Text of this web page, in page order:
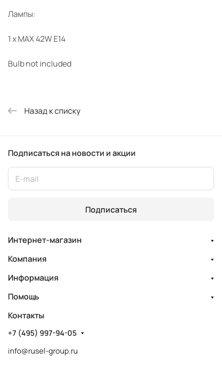
Лампы:
1 x MAX 42W E14
Bulb not included
Назад к списку
Подписаться на новости и акции
Подписаться
Интернет-магазин
Компания
Информация
Помощь
Контакты
+7 (495) 997-94-05
info@rusel-group.ru